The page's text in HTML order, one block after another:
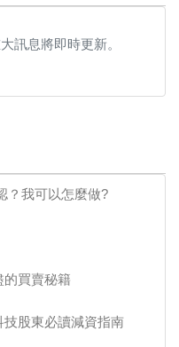
訊息將即時更新。
？我可以怎麼做?
買賣秘籍
股東必讀減資指南